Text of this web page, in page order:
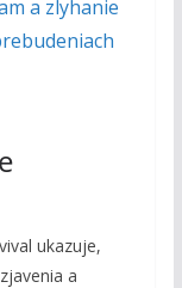
ukazuje,
a